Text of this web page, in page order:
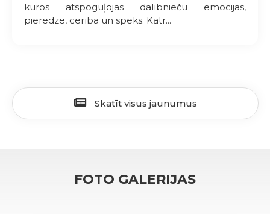
kuros atspoguļojas dalībnieču emocijas,
pieredze, cerība un spēks. Katr...
Skatīt visus jaunumus
FOTO GALERIJAS